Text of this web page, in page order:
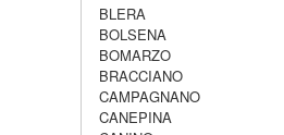
BLERA
BOLSENA
BOMARZO
BRACCIANO
CAMPAGNANO
CANEPINA